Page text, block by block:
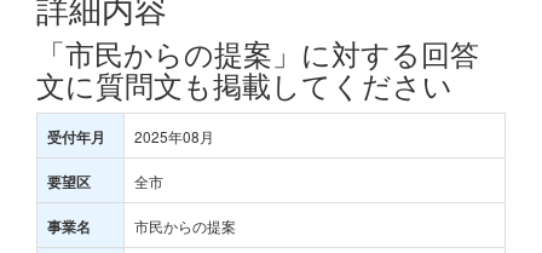
「市民からの提案」に対する回答
文に質問文も掲載してください
受付年月 2025年08月
要望区 全市
事業名 市民からの提案